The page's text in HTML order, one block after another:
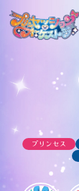
プリンセス